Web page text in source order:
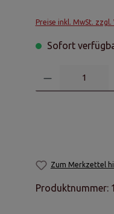
Preise inkl. MwSt.
Sofort
Zum Merkzettel
Produktnummer: